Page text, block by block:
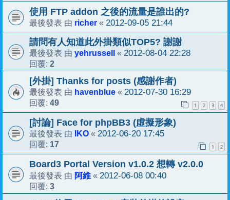
使用 FTP addon 之後的流量是誰出的?
最後發表 由 richer « 2012-09-05 21:44
請問有人知道此外掛類似TOP5? 謝謝
最後發表 由 yehrussell « 2012-08-04 22:28
回覆: 2
[外掛] Thanks for posts (感謝作者)
最後發表 由 havenblue « 2012-07-30 16:29
回覆: 49 1 2 3 4
[討論] Face for phpBB3 (虛擬形象)
最後發表 由 IKO « 2012-06-20 17:45
回覆: 17 1 2
Board3 Portal Version v1.0.2 想轉 v2.0.0
最後發表 由 阿維 « 2012-06-08 00:40
回覆: 3